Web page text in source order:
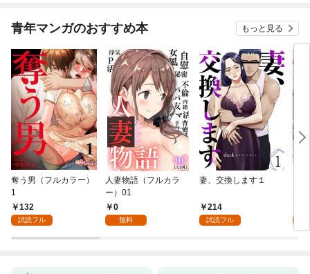
版 1巻
【
青年マンガのおすすめ本 もっと見る
奪う男（フルカラー）
1
132
試読フル
人妻物語（フルカラ
ー）01
0
無料
妻、交換します１
214
試読フル
な